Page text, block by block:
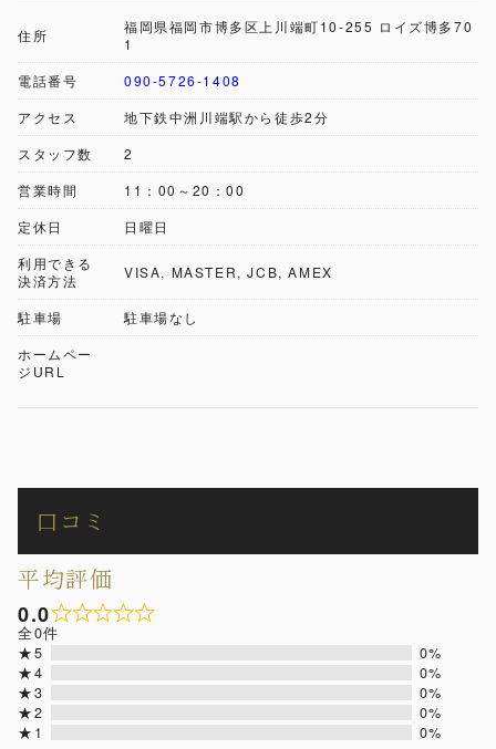
住所
福岡県福岡市博多区上川端町10-255 ロイズ博多70
1
電話番号
090-5726-1408
アクセス
地下鉄中洲川端駅から徒歩2分
スタッフ数
2
営業時間
11：00～20：00
定休日
日曜日
利用できる
決済方法
VISA, MASTER, JCB, AMEX
駐車場
駐車場なし
ホームペー
ジURL
口コミ
平均評価
0.0
全0件
★5
0%
★4
0%
★3
0%
★2
0%
★1
0%